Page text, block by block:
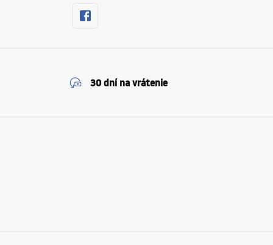
30 dní na vrátenie